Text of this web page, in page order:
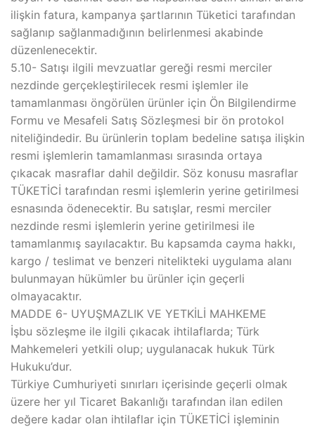
ilişkin fatura, kampanya şartlarının Tüketici tarafından
sağlanıp sağlanmadığının belirlenmesi akabinde
düzenlenecektir.
5.10- Satışı ilgili mevzuatlar gereği resmi merciler
nezdinde gerçekleştirilecek resmi işlemler ile
tamamlanması öngörülen ürünler için Ön Bilgilendirme
Formu ve Mesafeli Satış Sözleşmesi bir ön protokol
niteliğindedir. Bu ürünlerin toplam bedeline satışa ilişkin
resmi işlemlerin tamamlanması sırasında ortaya
çıkacak masraflar dahil değildir. Söz konusu masraflar
TÜKETİCİ tarafından resmi işlemlerin yerine getirilmesi
esnasında ödenecektir. Bu satışlar, resmi merciler
nezdinde resmi işlemlerin yerine getirilmesi ile
tamamlanmış sayılacaktır. Bu kapsamda cayma hakkı,
kargo / teslimat ve benzeri nitelikteki uygulama alanı
bulunmayan hükümler bu ürünler için geçerli
olmayacaktır.
MADDE 6- UYUŞMAZLIK VE YETKİLİ MAHKEME
İşbu sözleşme ile ilgili çıkacak ihtilaflarda; Türk
Mahkemeleri yetkili olup; uygulanacak hukuk Türk
Hukuku’dur.
Türkiye Cumhuriyeti sınırları içerisinde geçerli olmak
üzere her yıl Ticaret Bakanlığı tarafından ilan edilen
değere kadar olan ihtilaflar için TÜKETİCİ işleminin